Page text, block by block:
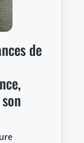
de